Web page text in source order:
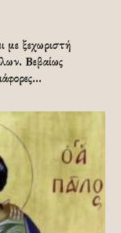
με ξεχωριστή
Βεβαίως